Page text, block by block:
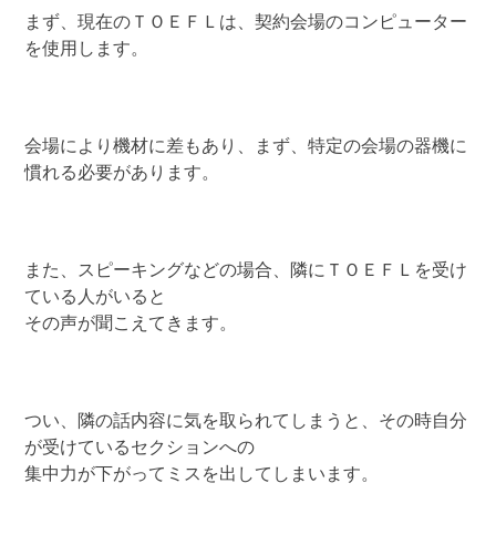
まず、現在のＴＯＥＦＬは、契約会場のコンピューター
を使用します。
会場により機材に差もあり、まず、特定の会場の器機に
慣れる必要があります。
また、スピーキングなどの場合、隣にＴＯＥＦＬを受け
ている人がいると
その声が聞こえてきます。
つい、隣の話内容に気を取られてしまうと、その時自分
が受けているセクションへの
集中力が下がってミスを出してしまいます。